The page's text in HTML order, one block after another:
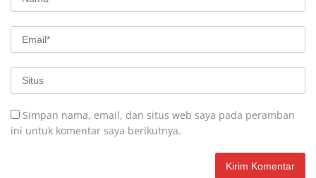
Simpan nama, email, dan situs web saya pada peramban
ini untuk komentar saya berikutnya.